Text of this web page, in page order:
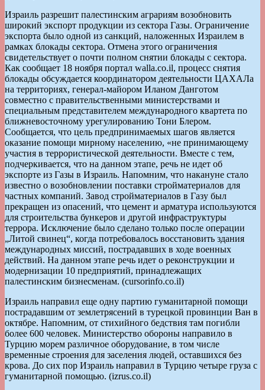
Израиль разрешит палестинским аграриям возобновить
широкий экспорт продукции из сектора Газы. Ограничение
экспорта было одной из санкций, наложенных Израилем в
рамках блокады сектора. Отмена этого ограничения
свидетельствует о почти полном снятии блокады с сектора.
Как сообщает 18 ноября портал walla.co.il, процесс снятия
блокады обсуждается координатором деятельности ЦАХАЛа
на территориях, генерал-майором Иланом Данготом
совместно с правительственными министерствами и
специальным представителем международного квартета по
ближневосточному урегулированию Тони Блером.
Сообщается, что цель предпринимаемых шагов является
оказание помощи мирному населению, «не принимающему
участия в террористической деятельности. Вместе с тем,
подчеркивается, что на данном этапе, речь не идет об
экспорте из Газы в Израиль. Напомним, что накануне стало
известно о возобновлении поставки стройматериалов для
частных компаний. Завод стройматериалов в Газу был
прекращен из опасений, что цемент и арматура используются
для строительства бункеров и другой инфраструктуры
террора. Исключение было сделано только после операции
„Литой свинец“, когда потребовалось восстановить здания
международных миссий, пострадавших в ходе военных
действий. На данном этапе речь идет о реконструкции и
модернизации 10 предприятий, принадлежащих
палестинским бизнесменам. (cursorinfo.co.il)
Израиль направил еще одну партию гуманитарной помощи
пострадавшим от землетрясений в турецкой провинции Ван в
октябре. Напомним, от стихийного бедствия там погибли
более 600 человек. Министерство обороны направило в
Турцию морем различное оборудование, в том числе
временные строения для заселения людей, оставшихся без
крова. До сих пор Израиль направил в Турцию четыре груза с
гуманитарной помощью. (izrus.co.il)